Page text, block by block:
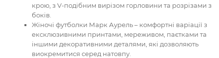
крою, з V-подібним вирізом горловини та розрізами з
боків.
Жіночі футболки Марк Аурель – комфортні варіації з
ексклюзивними принтами, мереживом, паєтками та
іншими декоративними деталями, які дозволяють
виокремитися серед натовпу.